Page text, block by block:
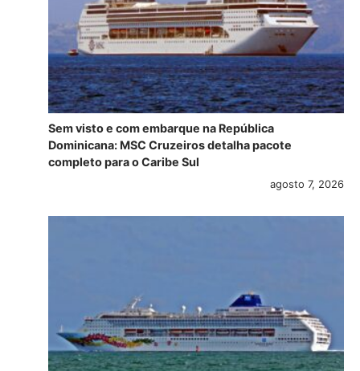
Sem visto e com embarque na República
Dominicana: MSC Cruzeiros detalha pacote
completo para o Caribe Sul
agosto 7, 2026